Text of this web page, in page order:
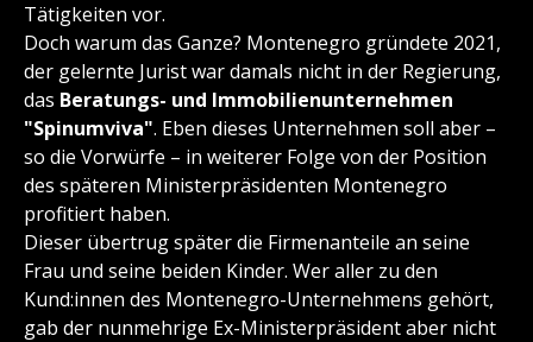
Tätigkeiten vor.
Doch warum das Ganze? Montenegro gründete 2021,
der gelernte Jurist war damals nicht in der Regierung,
das Beratungs- und Immobilienunternehmen
"Spinumviva". Eben dieses Unternehmen soll aber –
so die Vorwürfe – in weiterer Folge von der Position
des späteren Ministerpräsidenten Montenegro
profitiert haben.
Dieser übertrug später die Firmenanteile an seine
Frau und seine beiden Kinder. Wer aller zu den
Kund:innen des Montenegro-Unternehmens gehört,
gab der nunmehrige Ex-Ministerpräsident aber nicht